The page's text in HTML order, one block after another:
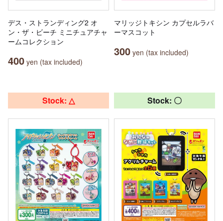
デス・ストランディング2 オ
ン・ザ・ビーチ ミニチュアチャ
ームコレクション
400 yen (tax included)
マリッジトキシン カプセルラバ
ーマスコット
300 yen (tax included)
Stock: △ Stock: 〇